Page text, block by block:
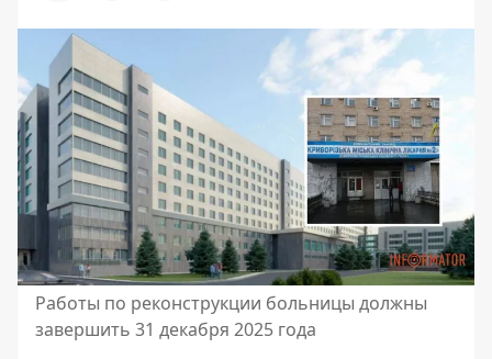
Работы по реконструкции больницы должны
завершить 31 декабря 2025 года